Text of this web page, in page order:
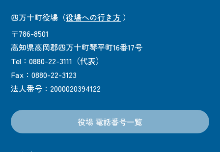
四万十町役場 （役場への行き方 ）
〒786-8501
高知県高岡郡四万十町琴平町16番17号
Tel：0880-22-3111（代表）
Fax：0880-22-3123
法人番号：2000020394122
役場 電話番号一覧